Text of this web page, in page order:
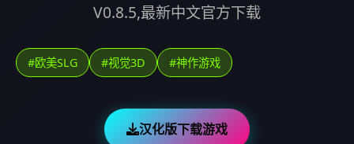
V0.8.5,最新中文官方下载
#欧美SLG #视觉3D #神作游戏
汉化版下载游戏